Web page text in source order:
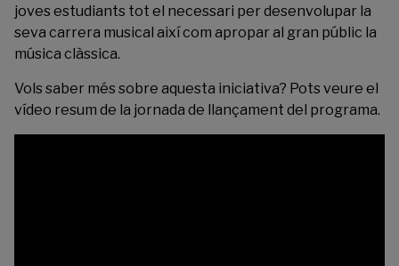
joves estudiants tot el necessari per desenvolupar la
seva carrera musical així com apropar al gran públic la
música clàssica.
Vols saber més sobre aquesta iniciativa? Pots veure el
vídeo resum de la jornada de llançament del programa.